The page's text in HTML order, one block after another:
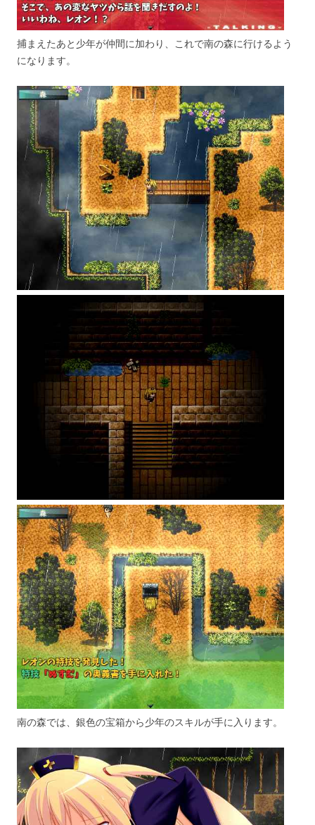
捕まえたあと少年が仲間に加わり、これで南の森に行けるよう
になります。
南の森では、銀色の宝箱から少年のスキルが手に入ります。